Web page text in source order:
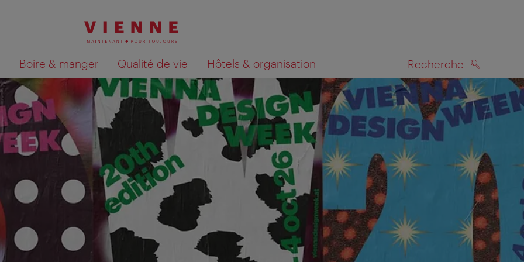
Boire & manger Qualité de vie Hôtels & organisation Recherche
Afficher les résultats de la recherche sur la carte RECHERCHE